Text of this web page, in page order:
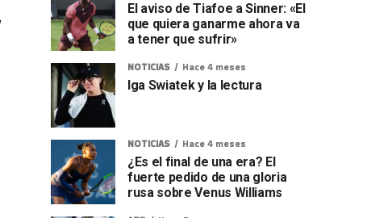
El aviso de Tiafoe a Sinner: «El
que quiera ganarme ahora va
a tener que sufrir»
NOTICIAS Hace 4 meses
Iga Swiatek y la lectura
NOTICIAS Hace 4 meses
¿Es el final de una era? El
fuerte pedido de una gloria
rusa sobre Venus Williams